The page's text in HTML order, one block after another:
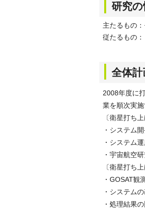
研究
主たるもの
従たるもの：
全体計
2008年度に
業を順次実施
〔衛星打ち
・システム
・システム
・宇宙航空
〔衛星打ち
・GOSAT観
・システム
・処理結果